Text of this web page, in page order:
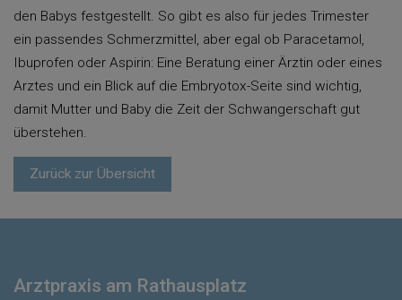
Zurück zur Übersicht
den Babys festgestellt. So gibt es also für jedes Trimester
ein passendes Schmerzmittel, aber egal ob Paracetamol,
Ibuprofen oder Aspirin: Eine Beratung einer Ärztin oder eines
Arztes und ein Blick auf die Embryotox-Seite sind wichtig,
damit Mutter und Baby die Zeit der Schwangerschaft gut
überstehen.
Arztpraxis am Rathausplatz